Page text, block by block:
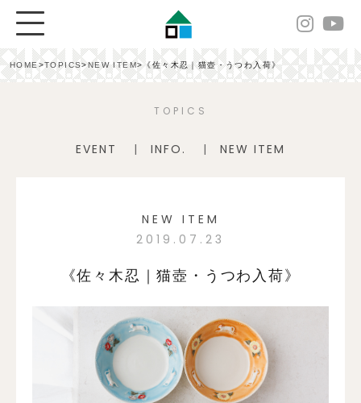
HOME>TOPICS>NEW ITEM>《佐々木忍｜猫壺・うつわ入荷》
TOPICS
EVENT INFO. NEW ITEM
NEW ITEM
2019.07.23
《佐々木忍｜猫壺・うつわ入荷》